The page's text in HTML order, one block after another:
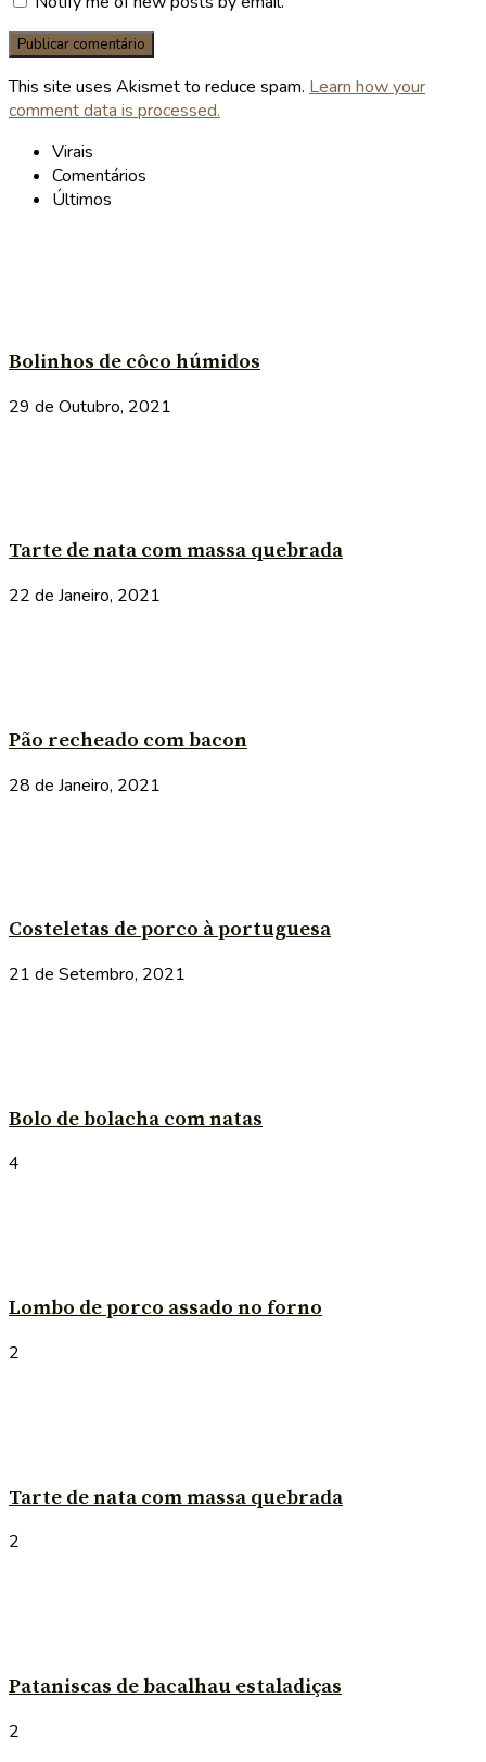
This site uses Akismet to reduce spam. Learn how your
comment data is processed.
Virais
Comentários
Últimos
Bolinhos de côco húmidos
29 de Outubro, 2021
Tarte de nata com massa quebrada
22 de Janeiro, 2021
Pão recheado com bacon
28 de Janeiro, 2021
Costeletas de porco à portuguesa
21 de Setembro, 2021
Bolo de bolacha com natas
4
Lombo de porco assado no forno
2
Tarte de nata com massa quebrada
2
Pataniscas de bacalhau estaladiças
2